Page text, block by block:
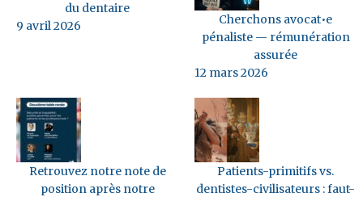
du dentaire
9 avril 2026
Cherchons avocat•e
pénaliste — rémunération
assurée
12 mars 2026
Retrouvez notre note de
position après notre
Patients-primitifs vs.
dentistes-civilisateurs : faut-